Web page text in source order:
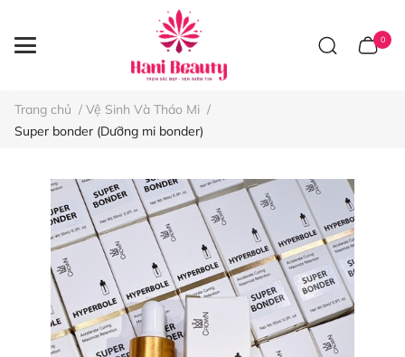
0
Trang chủ / Vệ Sinh Và Tháo Mi /
Super bonder (Dưỡng mi bonder)